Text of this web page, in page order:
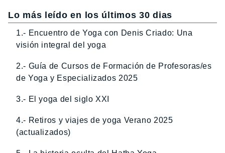
Lo más leído en los últimos 30 dias
1.- Encuentro de Yoga con Denis Criado: Una
visión integral del yoga
2.- Guía de Cursos de Formación de Profesoras/es
de Yoga y Especializados 2025
3.- El yoga del siglo XXI
4.- Retiros y viajes de yoga Verano 2025
(actualizados)